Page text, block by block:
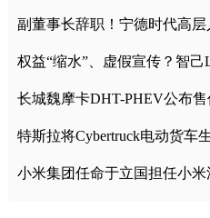
副董事长辞职！宁德时代高
权益“缩水”、虚假宣传？智
长城魏摩卡DHT-PHEV公布售
特斯拉将Cybertruck电动货车